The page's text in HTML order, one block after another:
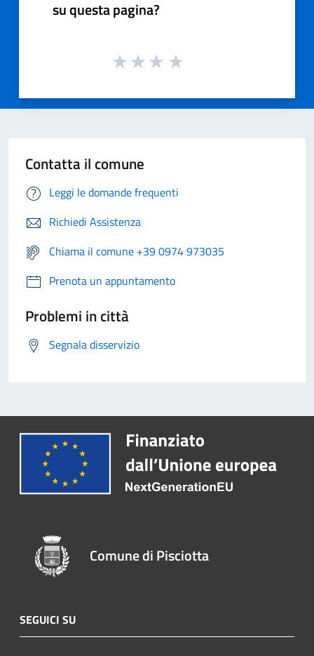
su questa pagina?
Contatta il comune
Leggi le domande frequenti
Richiedi Assistenza
Chiama il comune +39 0974 973035
Prenota un appuntamento
Problemi in città
Segnala disservizio
Comune di Pisciotta
SEGUICI SU